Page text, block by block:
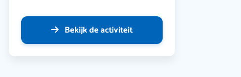
Bekijk de activiteit